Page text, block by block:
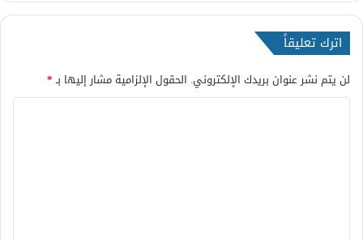
ي
د
اترك تعليقاً
لن يتم نشر عنوان بريدك الإلكتروني. الحقول الإلزامية مشار إليها بـ*